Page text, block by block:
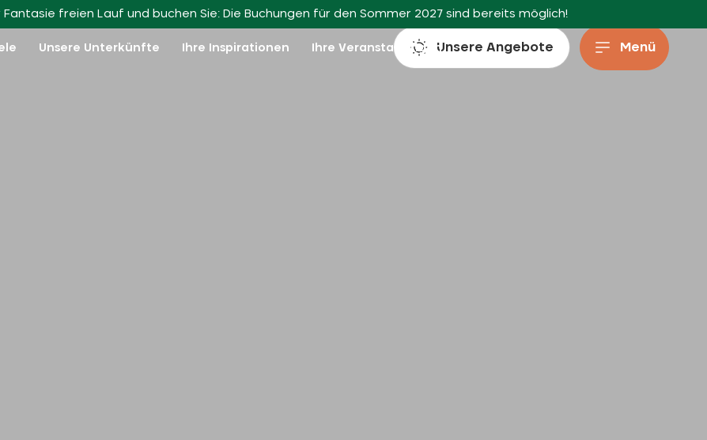
freien Lauf und buchen Sie: Die Buchungen für den Sommer 2027 sind bereits möglich!
Unsere Unterkünfte Ihre Inspirationen Ihre VeranstaltungenUnsere Angebote Menü